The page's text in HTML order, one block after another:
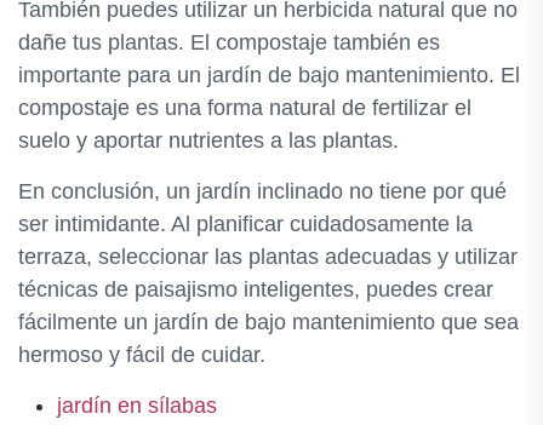
También puedes utilizar un herbicida natural que no
dañe tus plantas. El compostaje también es
importante para un jardín de bajo mantenimiento. El
compostaje es una forma natural de fertilizar el
suelo y aportar nutrientes a las plantas.
En conclusión, un jardín inclinado no tiene por qué
ser intimidante. Al planificar cuidadosamente la
terraza, seleccionar las plantas adecuadas y utilizar
técnicas de paisajismo inteligentes, puedes crear
fácilmente un jardín de bajo mantenimiento que sea
hermoso y fácil de cuidar.
jardín en sílabas